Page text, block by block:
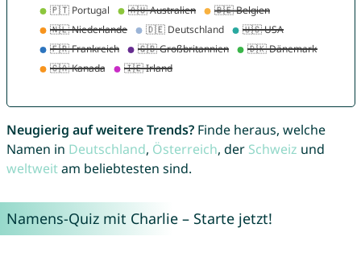
Neugierig auf weitere Trends?Finde heraus, welche
Namen in Deutschland, Österreich, der Schweiz und
weltweitam beliebtesten sind.
Namens-Quiz mit Charlie – Starte jetzt!